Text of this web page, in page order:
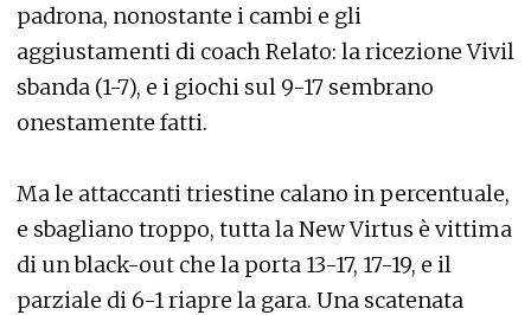
padrona, nonostante i cambi e gli
aggiustamenti di coach Relato: la ricezione Vivil
sbanda (1-7), e i giochi sul 9-17 sembrano
onestamente fatti.
Ma le attaccanti triestine calano in percentuale,
e sbagliano troppo, tutta la New Virtus è vittima
di un black-out che la porta 13-17, 17-19, e il
parziale di 6-1 riapre la gara. Una scatenata